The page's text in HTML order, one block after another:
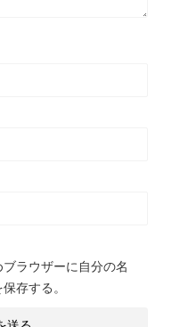
ラウザーに自分の名
存する。